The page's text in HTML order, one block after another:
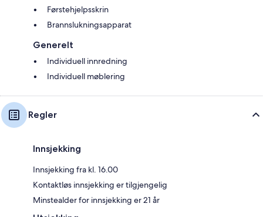
Førstehjelpsskrin
Brannslukningsapparat
Generelt
Individuell innredning
Individuell møblering
Regler
Innsjekking
Innsjekking fra kl. 16.00
Kontaktløs innsjekking er tilgjengelig
Minstealder for innsjekking er 21 år